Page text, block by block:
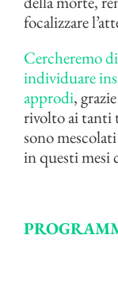
focalizzare
Cercheremo
individuare
approdi,
rivolto ai tanti
sono
in questi mesi